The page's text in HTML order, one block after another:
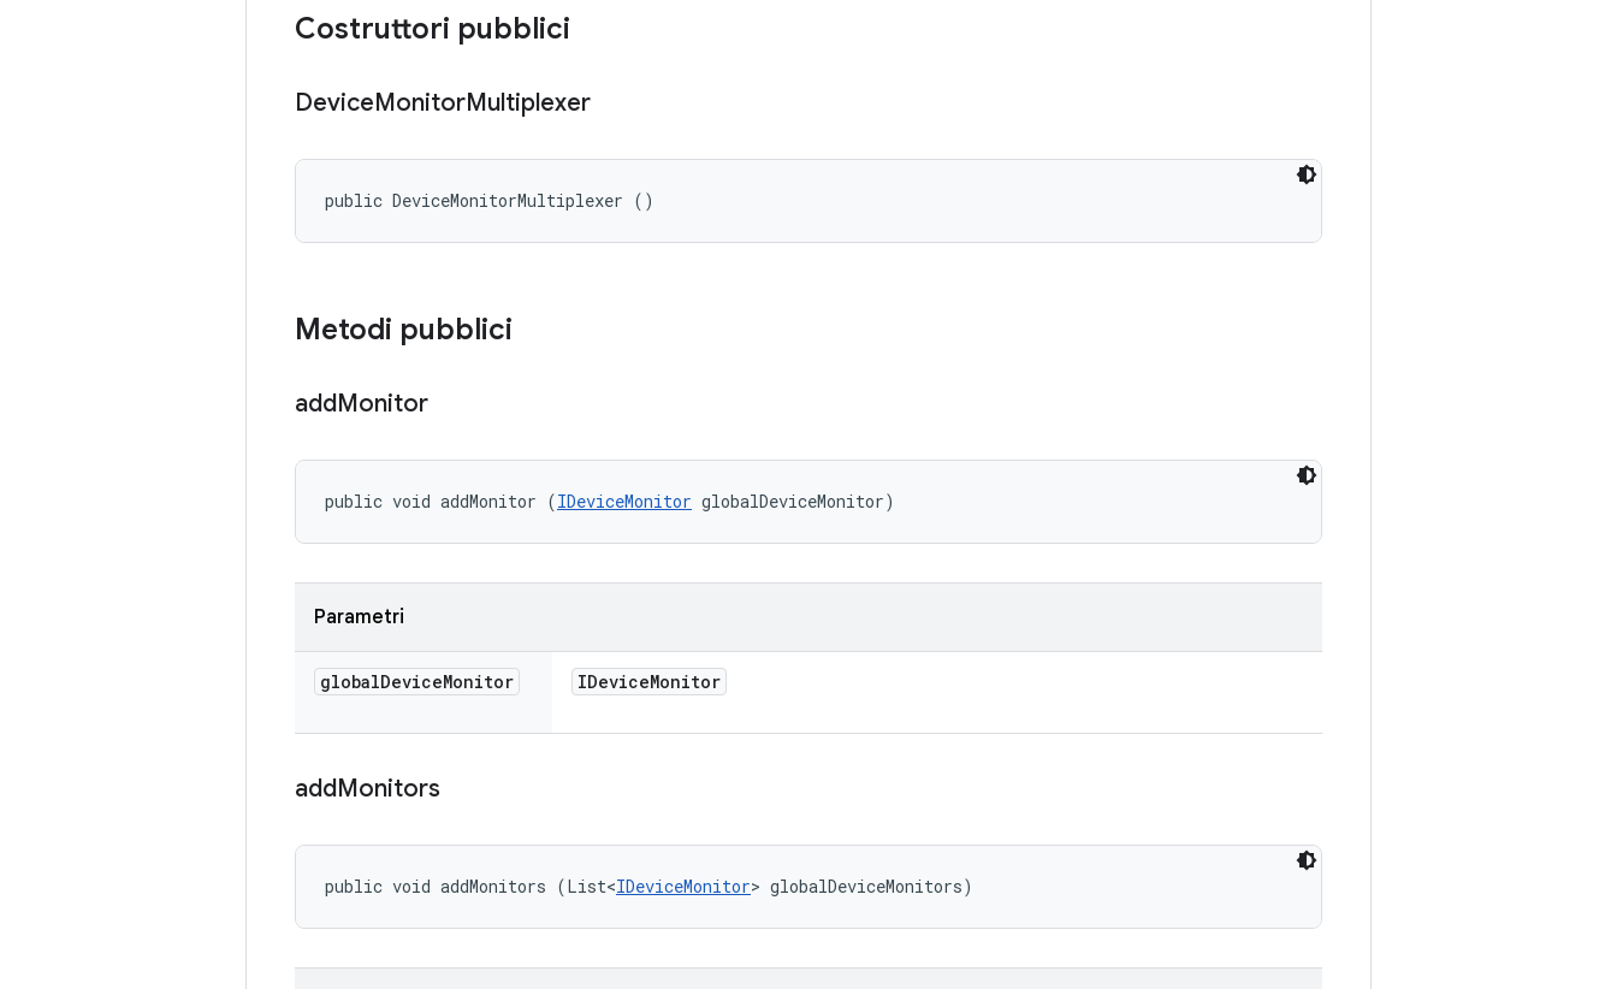
Costruttori pubblici
DeviceMonitorMultiplexer
public DeviceMonitorMultiplexer ()
Metodi pubblici
addMonitor
public void addMonitor (IDeviceMonitor globalDeviceMonitor)
Parametri
globalDeviceMonitor IDeviceMonitor
addMonitors
public void addMonitors (List<IDeviceMonitor> globalDeviceMonitors)